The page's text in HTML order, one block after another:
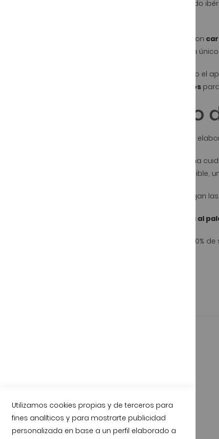
elaborado con carnes nobles de cerdo
se laborado con
bodegas naturales le otorgan ese sabor y aroma
Una cena saludable, un mordisco a media tarde o el
salchichones ibéricos seleccionados
Salchichón Ibérico
El mejor salchichón ibérico de bellota es el que se
La selección de carnes, las mejores especias y una
y aroma. Extras que aportan ese sabor inconfundible,
Al corte presenta un brillo y color vivo que le otorgan
textura jugosa, fina y melosa al
Al olfato se percibe la calidad de su aroma y el 100%
Utilizamos cookies propias y de terceros para
fines analíticos y para mostrarte publicidad
personalizada en base a un perfil elaborado a